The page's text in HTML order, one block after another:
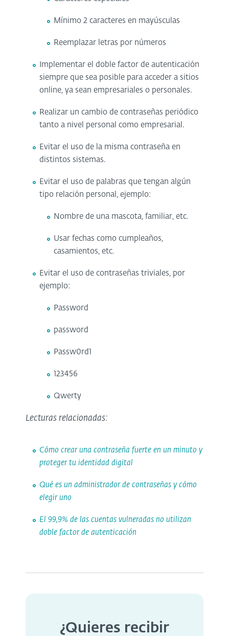
Mínimo 2 caracteres en mayúsculas
Reemplazar letras por números
Implementar el doble factor de autenticación
siempre que sea posible para acceder a sitios
online, ya sean empresariales o personales.
Realizar un cambio de contraseñas periódico
tanto a nivel personal como empresarial.
Evitar el uso de la misma contraseña en
distintos sistemas.
Evitar el uso de palabras que tengan algún
tipo relación personal, ejemplo:
Nombre de una mascota, familiar, etc.
Usar fechas como cumpleaños,
casamientos, etc.
Evitar el uso de contraseñas triviales, por
ejemplo:
Password
password
Passw0rd1
123456
Qwerty
Lecturas relacionadas:
Cómo crear una contraseña fuerte en un minuto y
proteger tu identidad digital
Qué es un administrador de contraseñas y cómo
elegir uno
El 99,9% de las cuentas vulneradas no utilizan
doble factor de autenticación
¿Quieres recibir